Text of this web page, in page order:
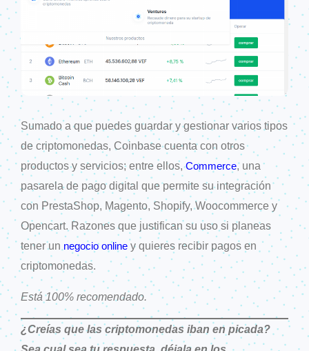
Sumado a que puedes guardar y gestionar varios tipos
de criptomonedas, Coinbase cuenta con otros
productos y servicios; entre ellos,Commerce, una
pasarela de pago digital que permite su integración
con PrestaShop, Magento, Shopify, Woocommerce y
Opencart. Razones que justifican su uso si planeas
tener unnegocio onliney quieres recibir pagos en
criptomonedas.
Está 100% recomendado.
¿Creías que las criptomonedas iban en picada?